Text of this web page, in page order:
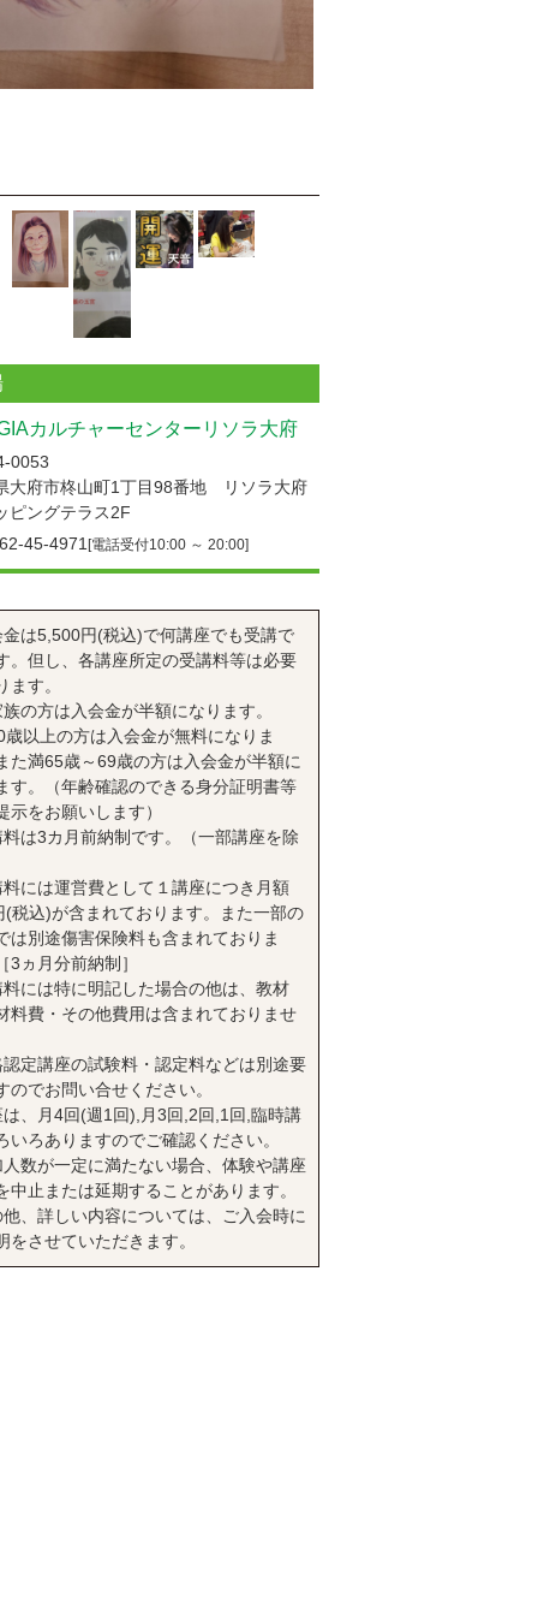
カルチャーセンターリソラ大府
0053
大府市柊山町1丁目98番地 リソラ大府
ピングテラス2F
45-4971 [電話受付10:00 ～ 20:00]
は5,500円(税込)で何講座でも受講で
。但し、各講座所定の受講料等は必要
ます。
の方は入会金が半額になります。
歳以上の方は入会金が無料になりま
た満65歳～69歳の方は入会金が半額に
す。（年齢確認のできる身分証明書等
示をお願いします）
は3カ月前納制です。（一部講座を除
には運営費として１講座につき月額
(税込)が含まれております。また一部の
は別途傷害保険料も含まれておりま
3ヵ月分前納制］
には特に明記した場合の他は、教材
料費・その他費用は含まれておりませ
定講座の試験料・認定料などは別途要
のでお問い合せください。
、月4回(週1回),月3回,2回,1回,臨時講
いろありますのでご確認ください。
数が一定に満たない場合、体験や講座
中止または延期することがあります。
、詳しい内容については、ご入会時に
をさせていただきます。